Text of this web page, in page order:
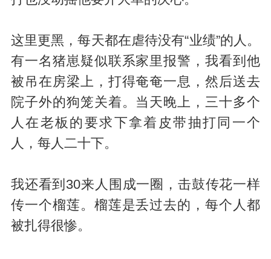
这里更黑，每天都在虐待没有“业绩”的人。
有一名猪崽疑似联系家里报警，我看到他
被吊在房梁上，打得奄奄一息，然后送去
院子外的狗笼关着。当天晚上，三十多个
人在老板的要求下拿着皮带抽打同一个
人，每人二十下。
我还看到30来人围成一圈，击鼓传花一样
传一个榴莲。榴莲是丢过去的，每个人都
被扎得很惨。